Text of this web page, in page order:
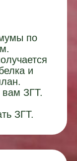
по
и
вам ЗГТ.
ЗГТ.